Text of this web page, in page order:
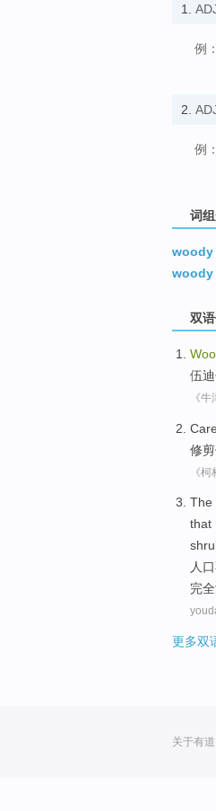
1.
例：
2.
例：
词
woody
双
伍迪
《牛
Care
修剪
《
The
that
人口
完全
更多双
关于有道